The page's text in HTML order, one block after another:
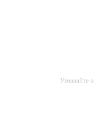
Узнавайте